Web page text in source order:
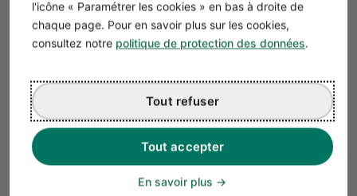
l'icône « Paramétrer les cookies » en bas à droite de
chaque page. Pour en savoir plus sur les cookies,
consultez notre politique de protection des données.
Tout accepter
Tout refuser
En savoir plus
fournisseurs correspondent à tout ce qui n'a pas
encore été réglé aux fournisseurs.
dettes fiscales et sociales: on trouve ici tout ce
Parmi les dettes fiscales, on retrouve : la taxe sur la
valeur ajoutée (TVA), l' impôt sur les sociétés
cotisation foncière des entreprises… Les dettes sociales
correspondent notamment aux charges sociales liées
aux salaires des employés mais aussi à la
rémunération du dirigeant.